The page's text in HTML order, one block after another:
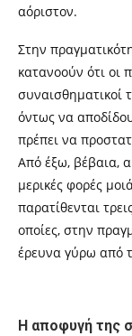
αόριστον.
Στην
κατανοούν ότι οι
συναισθηματικοί
όντως να
πρέπει να
Από έξω, βέβαια,
μερικές φορές
παρατίθενται
οποίες, στην
έρευνα γύρω από
Η αποφυγή της